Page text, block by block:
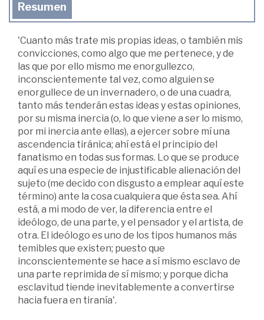
Resumen
'Cuanto más trate mis propias ideas, o también mis
convicciones, como algo que me pertenece, y de
las que por ello mismo me enorgullezco,
inconscientemente tal vez, como alguien se
enorgullece de un invernadero, o de una cuadra,
tanto más tenderán estas ideas y estas opiniones,
por su misma inercia (o, lo que viene a ser lo mismo,
por mi inercia ante ellas), a ejercer sobre mí una
ascendencia tiránica; ahí está el principio del
fanatismo en todas sus formas. Lo que se produce
aquí es una especie de injustificable alienación del
sujeto (me decido con disgusto a emplear aquí este
término) ante la cosa cualquiera que ésta sea. Ahí
está, a mi modo de ver, la diferencia entre el
ideólogo, de una parte, y el pensador y el artista, de
otra. El ideólogo es uno de los tipos humanos más
temibles que existen; puesto que
inconscientemente se hace a sí mismo esclavo de
una parte reprimida de sí mismo; y porque dicha
esclavitud tiende inevitablemente a convertirse
hacia fuera en tiranía'.